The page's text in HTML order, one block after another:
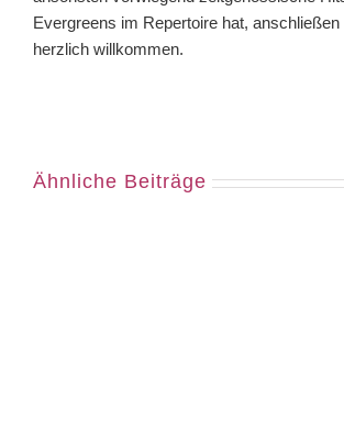
Evergreens im Repertoire hat,
herzlich willkommen.
Ähnliche Beiträge